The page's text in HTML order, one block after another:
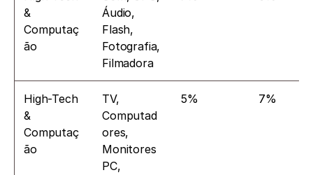
&
Computaç
ão
Áudio,
Flash,
Fotografia,
Filmadora
High-Tech
&
Computaç
ão
TV,
Computad
ores,
Monitores
PC,
5% 7%